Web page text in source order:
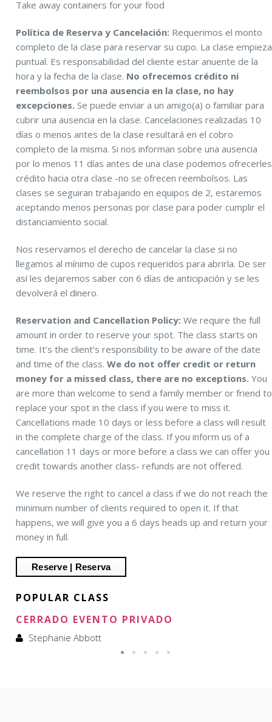
Take away containers for your food
Política de Reserva y Cancelación: Requerimos el monto
completo de la clase para reservar su cupo. La clase empieza
puntual. Es responsabilidad del cliente estar anuente de la
hora y la fecha de la clase. No ofrecemos crédito ni
reembolsos por una ausencia en la clase, no hay
excepciones.Se puede enviar a un amigo(a) o familiar para
cubrir una ausencia en la clase. Cancelaciones realizadas 10
días o menos antes de la clase resultará en el cobro
completo de la misma. Si nos informan sobre una ausencia
por lo menos 11 días antes de una clase podemos ofrecerles
crédito hacia otra clase -no se ofrecen reembolsos. Las
clases se seguiran trabajando en equipos de 2, estaremos
aceptando menos personas por clase para poder cumplir el
distanciamiento social.
Nos reservamos el derecho de cancelar la clase si no
llegamos al mínimo de cupos requeridos para abrirla. De ser
así les dejaremos saber con 6 días de anticipación y se les
devolverá el dinero.
Reservation and Cancellation Policy: We require the full
amount in order to reserve your spot. The class starts on
time. It’s the client’s responsibility to be aware of the date
and time of the class.We do not offer credit or return
money for a missed class, there are no exceptions.You
are more than welcome to send a family member or friend to
replace your spot in the class if you were to miss it.
Cancellations made 10 days or less before a class will result
in the complete charge of the class. If you inform us of a
cancellation 11 days or more before a class we can offer you
credit towards another class- refunds are not offered.
We reserve the right to cancel a class if we do not reach the
minimum number of clients required to open it. If that
happens, we will give you a 6 days heads up and return your
money in full.
POPULAR CLASS
CERRADO EVENTO PRIVADO
Stephanie Abbott